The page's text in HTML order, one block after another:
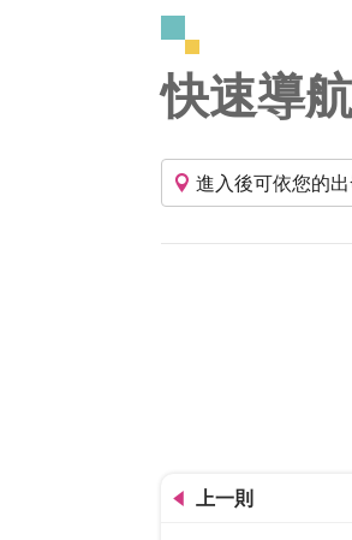
快速導
進入後可依您的
上一則